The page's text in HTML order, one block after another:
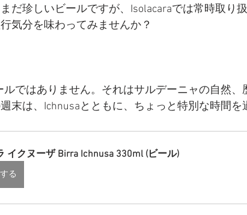
だ珍しいビールですが、Isolacaraでは常時取り
気分を味わってみませんか？
ルではありません。それはサルデーニャの自然、
末は、Ichnusaとともに、ちょっと特別な時間を
イクヌーザ Birra Ichnusa 330ml (ビール)
る